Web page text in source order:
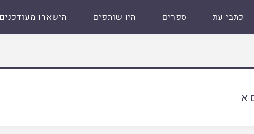
כתבי עת ספרים היו שותפים הישארו מעודכנים
א